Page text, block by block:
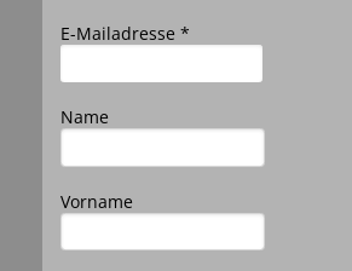
E-Mailadresse *
Name
Vorname